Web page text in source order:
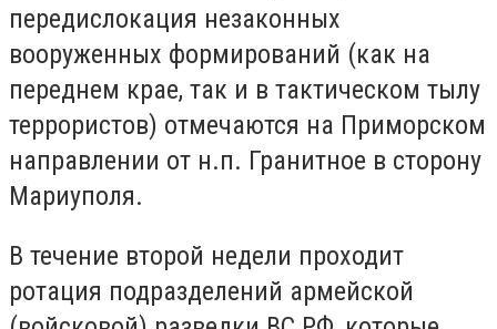
передислокация незаконных
вооруженных формирований (как на
переднем крае, так и в тактическом тылу
террористов) отмечаются на Приморском
направлении от н.п. Гранитное в сторону
Мариуполя.
В течение второй недели проходит
ротация подразделений армейской